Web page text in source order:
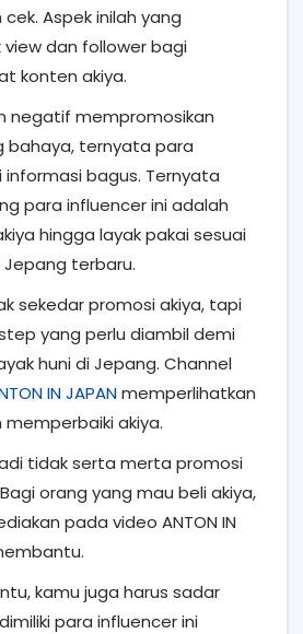
Aspek inilah yang
dan follower bagi
konten akiya.
negatif mempromosikan
bahaya, ternyata para
bagus. Ternyata
para influencer ini adalah
hingga layak pakai sesuai
terbaru.
sekedar promosi akiya, tapi
yang perlu diambil demi
huni di Jepang. Channel
IN JAPANmemperlihatkan
akiya.
tidak serta merta promosi
orang yang mau beli akiya,
pada video ANTON IN
kamu juga harus sadar
para influencer ini